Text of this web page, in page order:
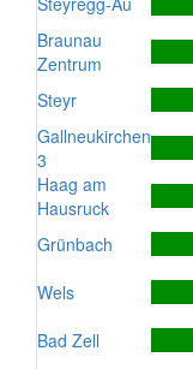
Braunau
Zentrum
Steyr
Gallneukirchen
3
Haag am
Hausruck
Grünbach
Wels
Bad Zell